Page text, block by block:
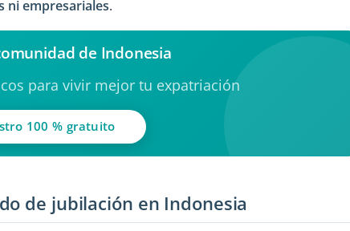
ni empresariales.
de Indonesia
para vivir mejor tu expatriación
100 % gratuito
de jubilación en Indonesia